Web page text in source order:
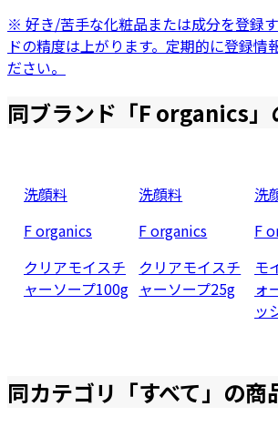
※ 好き/苦手な化粧品または成分を登録
ドの精度は上がります。定期的に登録情
ださい。
同ブランド「F organics」
洗顔料
F organics
クリアモイスチ
ャーソープ100g
洗顔料
F organics
クリアモイスチ
ャーソープ25g
洗
F
モ
ォ
ッ
同カテゴリ「すべて」の商